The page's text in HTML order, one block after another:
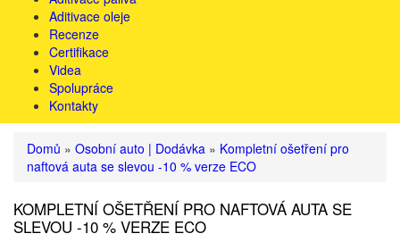
Aditivace oleje
Recenze
Certifikace
Videa
Spolupráce
Kontakty
Domů » Osobní auto | Dodávka » Kompletní ošetření pro
naftová auta se slevou -10 % verze ECO
KOMPLETNÍ OŠETŘENÍ PRO NAFTOVÁ AUTA SE
SLEVOU -10 % VERZE ECO